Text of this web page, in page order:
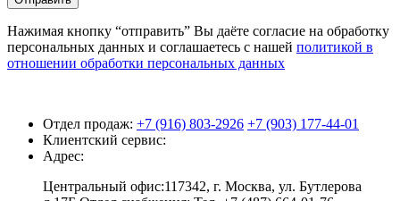
Нажимая кнопку “отправить” Вы даёте согласие на обработку
персональных данных и соглашаетесь с нашей политикой в
отношении обработки персональных данных
Отдел продаж: +7 (916) 803-2926 +7 (903) 177-44-01
Клиентский сервис:
Адрес:
Центральный офис:117342, г. Москва, ул. Бутлерова